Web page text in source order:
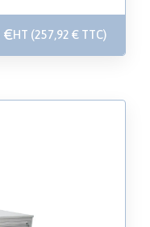
€HT (257,92 €TTC)